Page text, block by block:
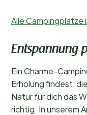
Alle Campingplätze
Entspannung
Ein Charme-
Erholung findest,
Natur für dich das
richtig. In unserem